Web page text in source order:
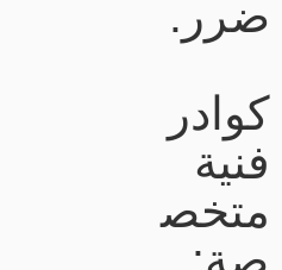
ضرر.
كوادر
فنية
متخص
صة: